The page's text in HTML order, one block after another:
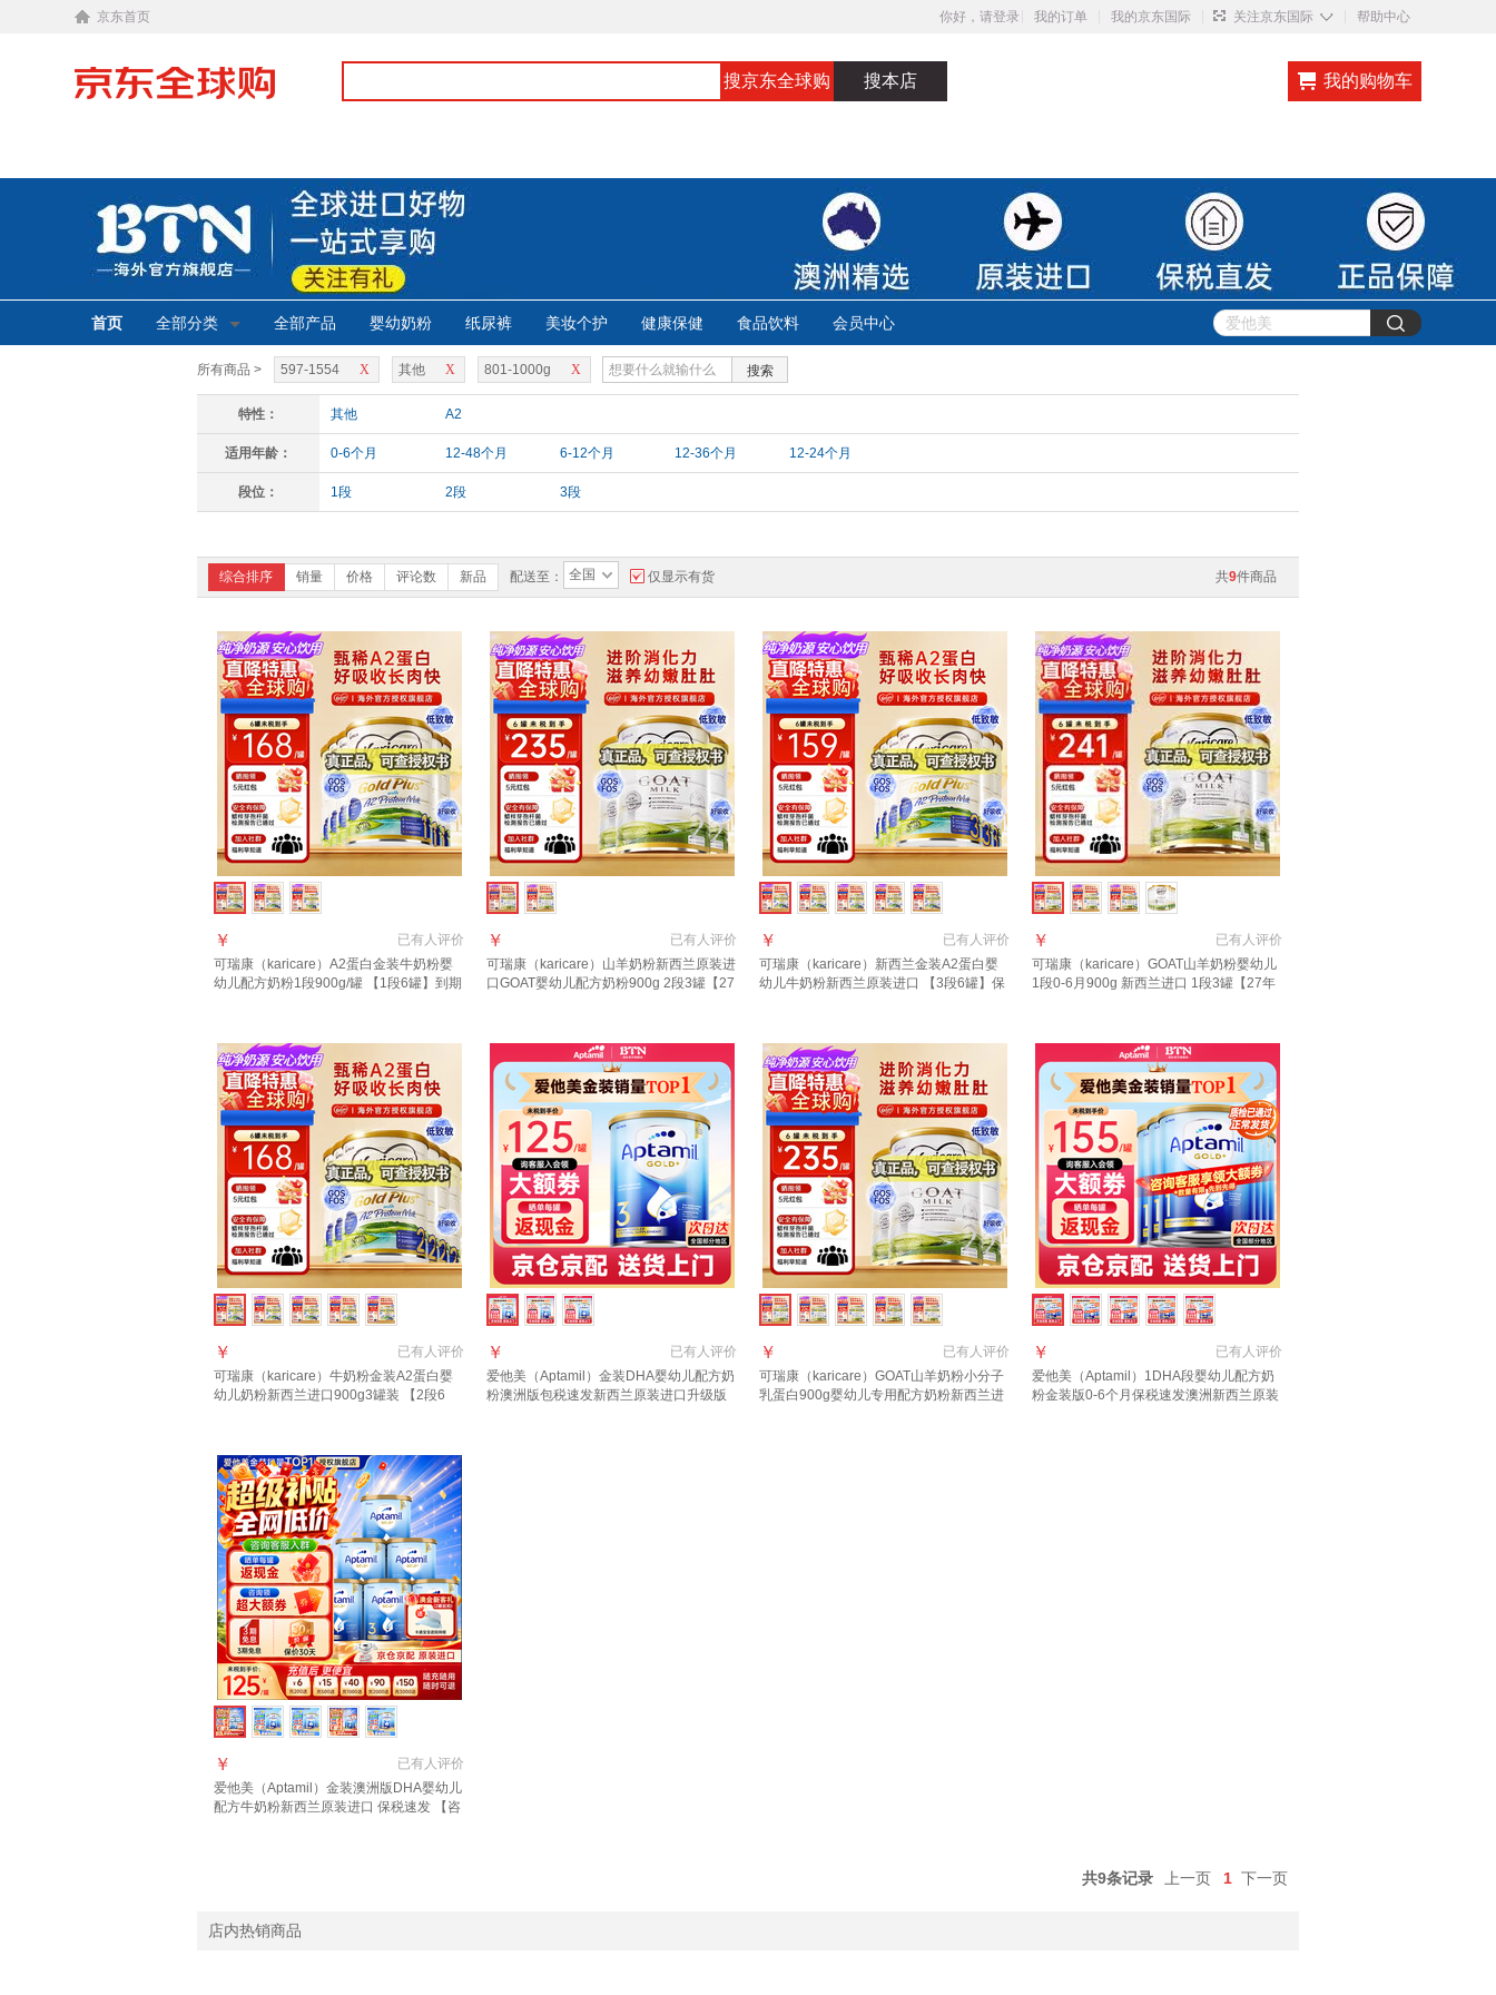
京东首页 你好，请登录 我的订单 我的京东国际 关注京东国际 ◇ 帮助中心
搜京东全球购 搜本店 我的购物车
首页 全部分类 全部产品 婴幼奶粉 纸尿裤 美妆个护 健康保健 食品饮料 会员中心
所有商品 > X
597-1554 X
其他 X
801-1000g 搜索
特性： 其他 A2
适用年龄： 0-6个月 12-48个月 6-12个月 12-36个月 12-24个月
段位： 1段 2段 3段
共9件商品
综合排序 销量 价格 评论数 新品 配送至： 全国 仅显示有货
已有人评价
￥
可瑞康（karicare）A2蛋白金装牛奶粉婴
幼儿配方奶粉1段900g/罐 【1段6罐】到期
已有人评价
￥
可瑞康（karicare）山羊奶粉新西兰原装进
口GOAT婴幼儿配方奶粉900g 2段3罐【27
已有人评价
￥
可瑞康（karicare）新西兰金装A2蛋白婴
幼儿牛奶粉新西兰原装进口 【3段6罐】保
已有人评价
￥
可瑞康（karicare）GOAT山羊奶粉婴幼儿
1段0-6月900g 新西兰进口 1段3罐【27年
已有人评价
￥
可瑞康（karicare）牛奶粉金装A2蛋白婴
幼儿奶粉新西兰进口900g3罐装 【2段6
已有人评价
￥
爱他美（Aptamil）金装DHA婴幼儿配方奶
粉澳洲版包税速发新西兰原装进口升级版
已有人评价
￥
可瑞康（karicare）GOAT山羊奶粉小分子
乳蛋白900g婴幼儿专用配方奶粉新西兰进
已有人评价
￥
爱他美（Aptamil）1DHA段婴幼儿配方奶
粉金装版0-6个月保税速发澳洲新西兰原装
已有人评价
￥
爱他美（Aptamil）金装澳洲版DHA婴幼儿
配方牛奶粉新西兰原装进口 保税速发 【咨
共9条记录 上一页 1 下一页
店内热销商品